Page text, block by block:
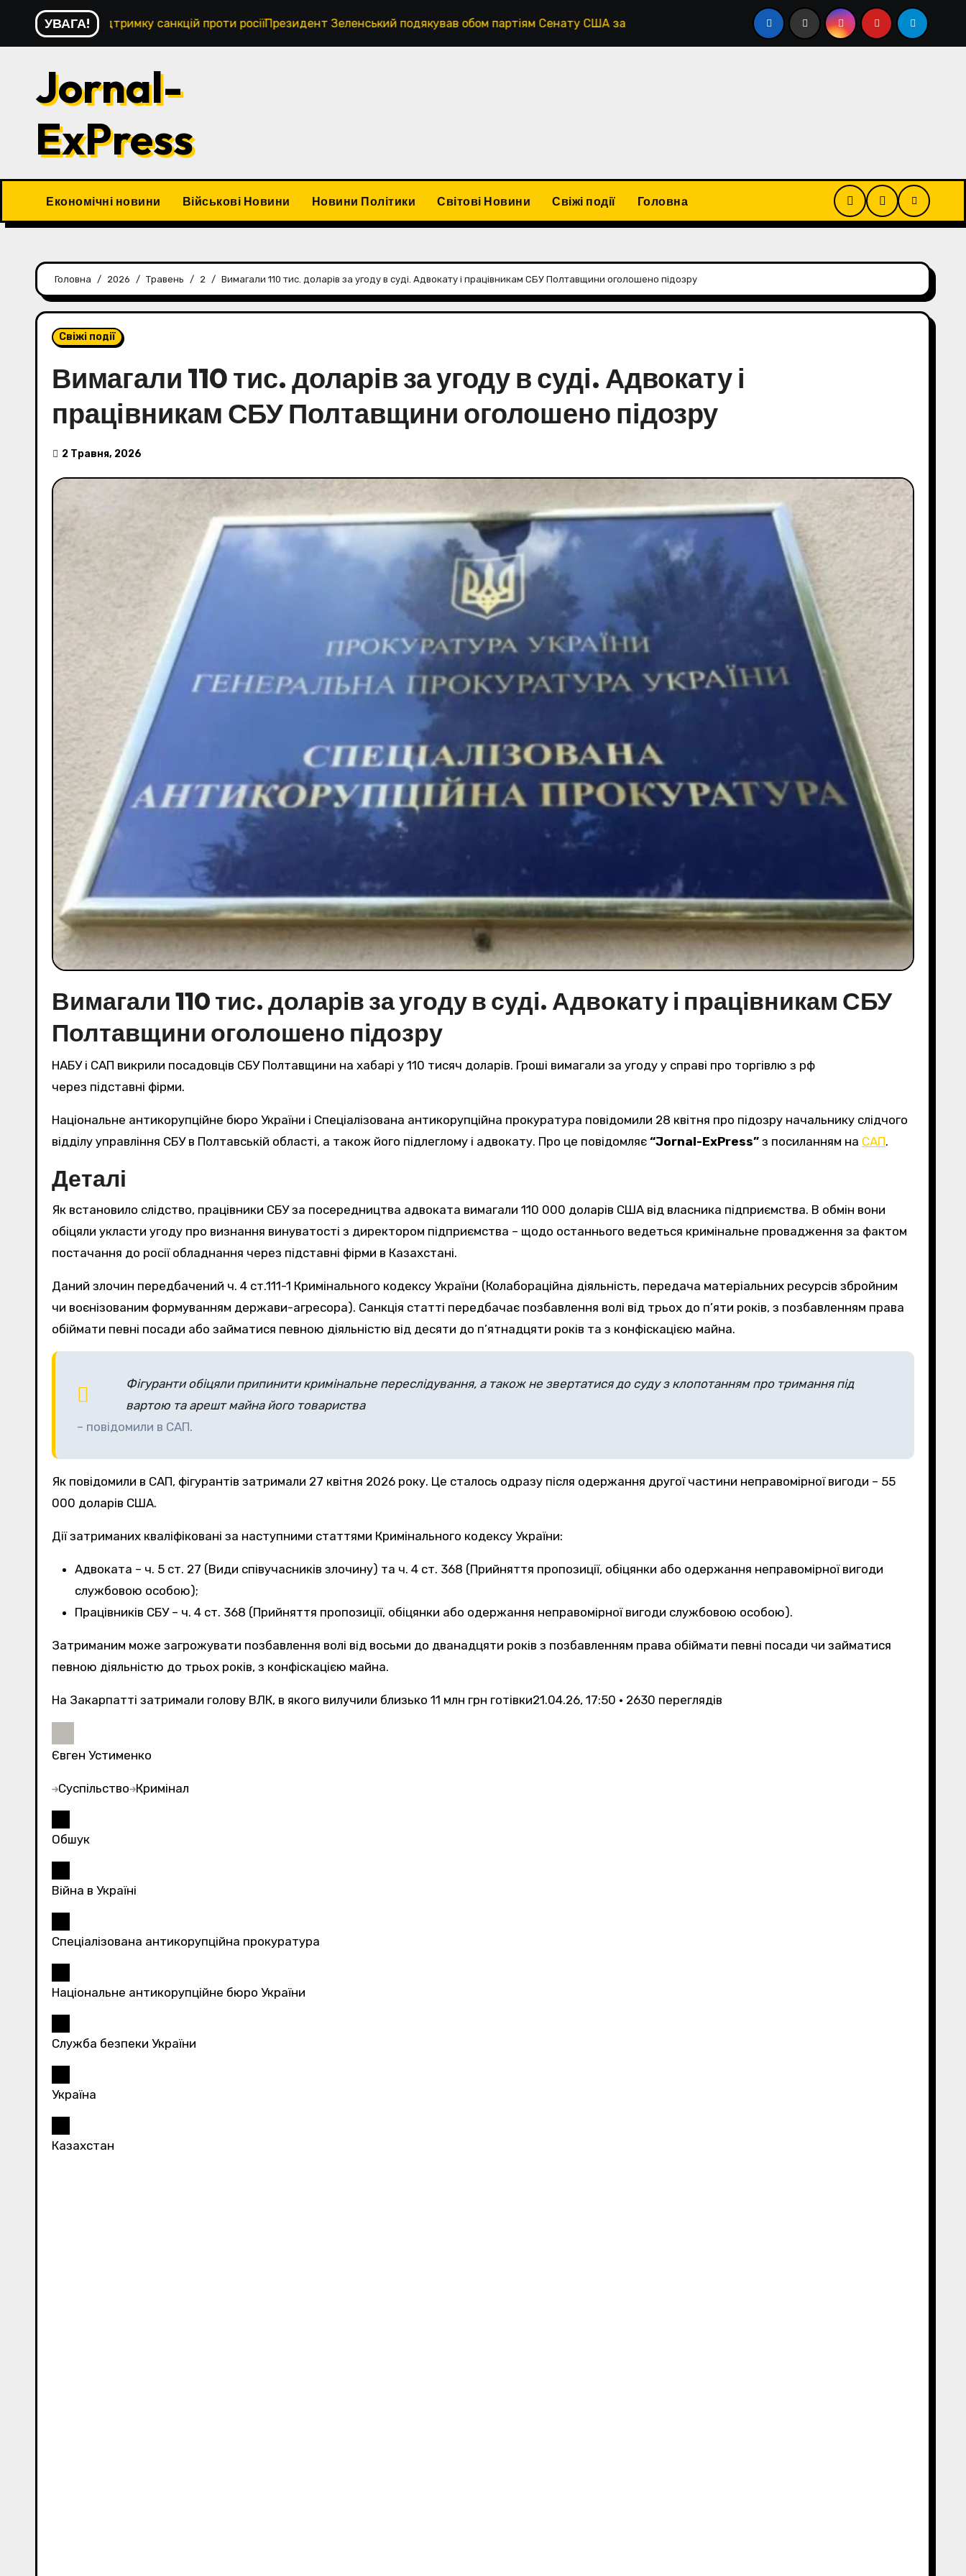
Перейти
контенту
УВАГА!
санкцій проти росіїПрезидент Зеленський подякував обом партіям Сенату США за процедурне голосування за законопроєкт про санкції проти росії. За
Jornal-
ExPress
Економічні новини Військові Новини Новини Політики Світові Новини Свіжі події Головна
Головна 2026 Травень 2 Вимагали 110 тис. доларів за угоду в суді. Адвокату і працівникам СБУ Полтавщини оголошено підозру
Свіжі події
Вимагали 110 тис. доларів за угоду в суді. Адвокату і
працівникам СБУ Полтавщини оголошено підозру
2 Травня, 2026
Вимагали 110 тис. доларів за угоду в суді. Адвокату і працівникам СБУ
Полтавщини оголошено підозру
НАБУ і САП викрили посадовців СБУ Полтавщини на хабарі у 110 тисяч доларів. Гроші вимагали за угоду у справі про торгівлю з рф
через підставні фірми.
Національне антикорупційне бюро України і Спеціалізована антикорупційна прокуратура повідомили 28 квітня про підозру начальнику слідчого
відділу управління СБУ в Полтавській області, а також його підлеглому і адвокату. Про це повідомляє “Jornal-ExPress” з посиланням на САП.
Деталі
Як встановило слідство, працівники СБУ за посередництва адвоката вимагали 110 000 доларів США від власника підприємства. В обмін вони
обіцяли укласти угоду про визнання винуватості з директором підприємства – щодо останнього ведеться кримінальне провадження за фактом
постачання до росії обладнання через підставні фірми в Казахстані.
Даний злочин передбачений ч. 4 ст.111-1 Кримінального кодексу України (Колабораційна діяльність, передача матеріальних ресурсів збройним
чи воєнізованим формуванням держави-агресора). Санкція статті передбачає позбавлення волі від трьох до п’яти років, з позбавленням права
обіймати певні посади або займатися певною діяльністю від десяти до п’ятнадцяти років та з конфіскацією майна.
Фігуранти обіцяли припинити кримінальне переслідування, а також не звертатися до суду з клопотанням про тримання під
вартою та арешт майна його товариства
– повідомили в САП.
Як повідомили в САП, фігурантів затримали 27 квітня 2026 року. Це сталось одразу після одержання другої частини неправомірної вигоди – 55
000 доларів США.
Дії затриманих кваліфіковані за наступними статтями Кримінального кодексу України:
Адвоката – ч. 5 ст. 27 (Види співучасників злочину) та ч. 4 ст. 368 (Прийняття пропозиції, обіцянки або одержання неправомірної вигоди
службовою особою);
Працівників СБУ – ч. 4 ст. 368 (Прийняття пропозиції, обіцянки або одержання неправомірної вигоди службовою особою).
Затриманим може загрожувати позбавлення волі від восьми до дванадцяти років з позбавленням права обіймати певні посади чи займатися
певною діяльністю до трьох років, з конфіскацією майна.
На Закарпатті затримали голову ВЛК, в якого вилучили близько 11 млн грн готівки21.04.26, 17:50 • 2630 переглядiв
Євген Устименко
Суспільство Кримінал
Обшук
Війна в Україні
Спеціалізована антикорупційна прокуратура
Національне антикорупційне бюро України
Служба безпеки України
Україна
Казахстан